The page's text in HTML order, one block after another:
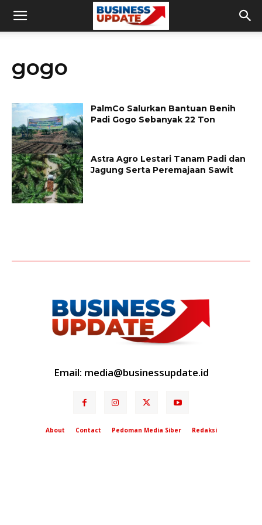
gogo
PalmCo Salurkan Bantuan Benih
Padi Gogo Sebanyak 22 Ton
Astra Agro Lestari Tanam Padi dan
Jagung Serta Peremajaan Sawit
Email: media@businessupdate.id
About Contact Pedoman Media Siber Redaksi